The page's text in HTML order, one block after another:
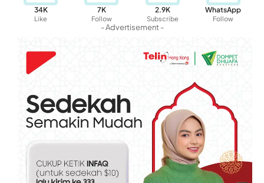
34K
Like
7K
Follow
2.9K
Subscribe
WhatsApp
Follow
- Advertisement -